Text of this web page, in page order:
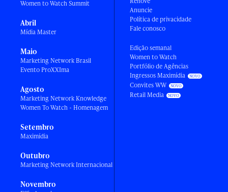
Women to Watch Summit
Abril
Mídia Master
Maio
Marketing Network Brasil
Evento ProXXIma
Agosto
Marketing Network Knowledge
Women To Watch - Homenagem
Setembro
Maximídia
Outubro
Marketing Network Internacional
Novembro
Anuncie
Política de privacidade
Fale conosco
Edição semanal
Women to Watch
Portfólio de Agências
Ingressos Maximídia
Convites WW
Retail Media